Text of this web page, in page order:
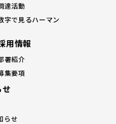
達活動
字で見るハーマン
⽤情報
署紹介
集要項
らせ